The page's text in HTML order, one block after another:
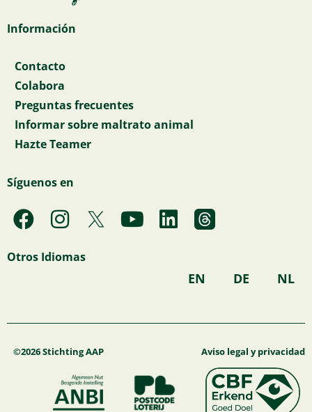
Información
Contacto
Colabora
Preguntas frecuentes
Informar sobre maltrato animal
Hazte Teamer
Síguenos en
F
a
c
o
k
I
n
s
g
a
m
Y
o
b
L
i
d
Otros Idiomas
EN DE NL
©2026 Stichting AAP Aviso legal y privacidad